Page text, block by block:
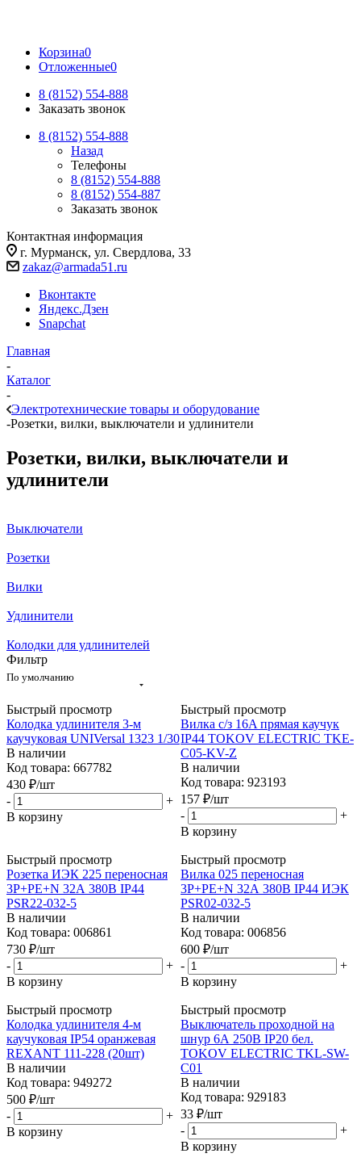
Корзина0
Отложенные0
8 (8152) 554-888
Заказать звонок
8 (8152) 554-888
Назад
Телефоны
8 (8152) 554-888
8 (8152) 554-887
Заказать звонок
Контактная информация
г. Мурманск, ул. Свердлова, 33
zakaz@armada51.ru
Вконтакте
Яндекс.Дзен
Snapchat
Главная
-
Каталог
-
Электротехнические товары и оборудование
-Розетки, вилки, выключатели и удлинители
Розетки, вилки, выключатели и
удлинители
Выключатели
Розетки
Вилки
Удлинители
Колодки для удлинителей
Фильтр
По умолчанию
Быстрый просмотр
Колодка удлинителя 3-м
каучуковая UNIVersal 1323 1/30
В наличии
Код товара: 667782
430 ₽/шт
-
+
В корзину
Быстрый просмотр
Вилка с/з 16A прямая каучук
IP44 TOKOV ELECTRIC TKE-
C05-KV-Z
В наличии
Код товара: 923193
157 ₽/шт
-
+
В корзину
Быстрый просмотр
Розетка ИЭК 225 переносная
3Р+РЕ+N 32А 380В IР44
PSR22-032-5
В наличии
Код товара: 006861
730 ₽/шт
-
+
В корзину
Быстрый просмотр
Вилка 025 переносная
3Р+РЕ+N 32А 380В IР44 ИЭК
PSR02-032-5
В наличии
Код товара: 006856
600 ₽/шт
-
+
В корзину
Быстрый просмотр
Колодка удлинителя 4-м
каучуковая IP54 оранжевая
REXANT 111-228 (20шт)
В наличии
Код товара: 949272
500 ₽/шт
-
+
В корзину
Быстрый просмотр
Выключатель проходной на
шнур 6А 250В IP20 бел.
TOKOV ELECTRIC TKL-SW-
C01
В наличии
Код товара: 929183
33 ₽/шт
-
+
В корзину